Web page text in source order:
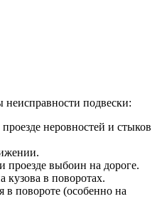
подвески:
неровностей и стыков
проезде выбоин на дороге.
кузова в поворотах.
в повороте (особенно на